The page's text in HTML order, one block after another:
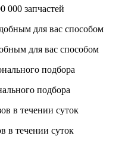
000 запчастей
для вас способом
подбора
в течении суток